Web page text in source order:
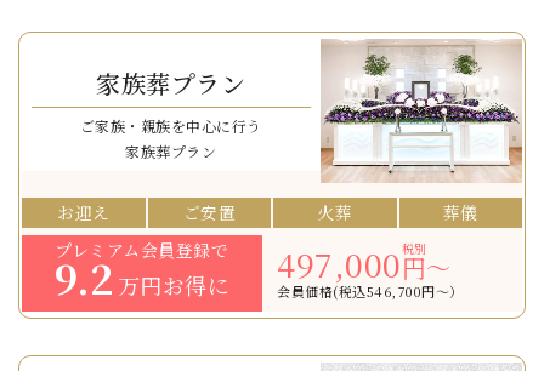
家族葬プラン
ご家族・親族を中心に行う
家族葬プラン
お迎え ご安置 火葬
葬儀
プレミアム会員登録で
9.2 万円お得に 497,000税別
円〜
会員価格(税込546,700円〜）